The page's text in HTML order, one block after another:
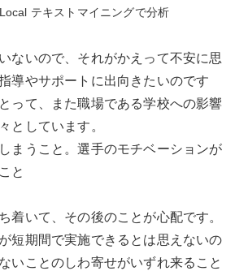
テキストマイニングで分析
ないので、それがかえって不安に思
導やサポートに出向きたいのです
って、また職場である学校への影響
としています。
まうこと。選手のモチベーションが
と
着いて、その後のことが心配です。
短期間で実施できるとは思えないの
いことのしわ寄せがいずれ来ること